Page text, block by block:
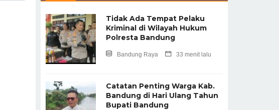
Tidak Ada Tempat Pelaku
Kriminal di Wilayah Hukum
Polresta Bandung
Bandung Raya 33 menit lalu
Catatan Penting Warga Kab.
Bandung di Hari Ulang Tahun
Bupati Bandung